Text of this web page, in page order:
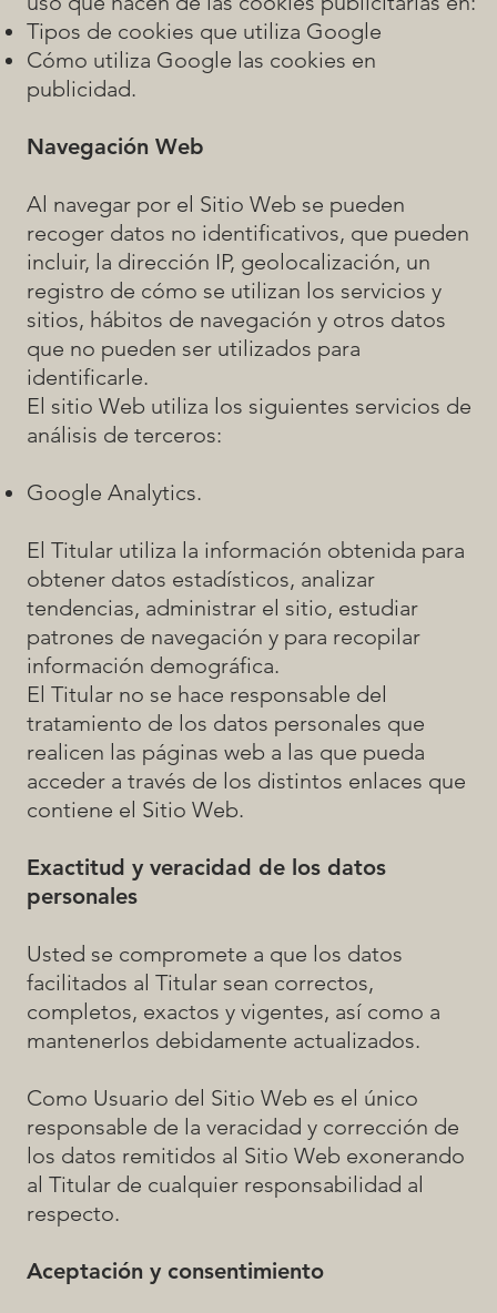
Tipos de cookies que utiliza Google
Cómo utiliza Google las cookies en
publicidad.
Navegación Web
Al navegar por el Sitio Web se pueden
recoger datos no identificativos, que pueden
incluir, la dirección IP, geolocalización, un
registro de cómo se utilizan los servicios y
sitios, hábitos de navegación y otros datos
que no pueden ser utilizados para
identificarle.
El sitio Web utiliza los siguientes servicios de
análisis de terceros:
Google Analytics.
El Titular utiliza la información obtenida para
obtener datos estadísticos, analizar
tendencias, administrar el sitio, estudiar
patrones de navegación y para recopilar
información demográfica.
El Titular no se hace responsable del
tratamiento de los datos personales que
realicen las páginas web a las que pueda
acceder a través de los distintos enlaces que
contiene el Sitio Web.
Exactitud y veracidad de los datos
personales
Usted se compromete a que los datos
facilitados al Titular sean correctos,
completos, exactos y vigentes, así como a
mantenerlos debidamente actualizados.
Como Usuario del Sitio Web es el único
responsable de la veracidad y corrección de
los datos remitidos al Sitio Web exonerando
al Titular de cualquier responsabilidad al
respecto.
Aceptación y consentimiento